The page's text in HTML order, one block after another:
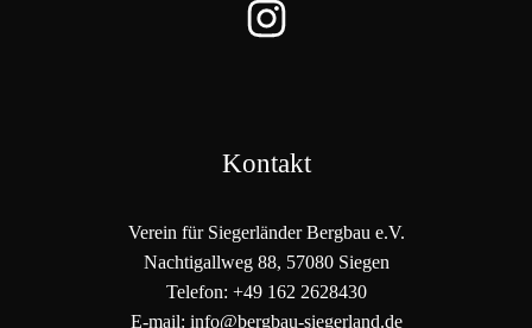
Kontakt
Verein für Siegerländer Bergbau e.V.
Nachtigallweg 88, 57080 Siegen
Telefon: +49 162 2628430
E-mail: info@bergbau-siegerland.de